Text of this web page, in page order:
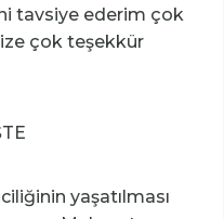
tavsiye ederim çok
çok teşekkür
yaşatılması